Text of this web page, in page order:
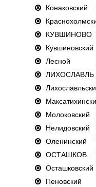
Конаковский
КУВШИНОВО
Кувшиновский
Лесной
ЛИХОСЛАВЛЬ
Молоковский
Нелидовский
Оленинский
ОСТАШКОВ
Осташковский
Пеновский